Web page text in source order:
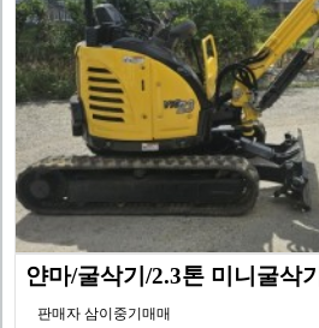
얀마/굴삭기/2.3톤 미니굴삭
판매자 삼이중기매매